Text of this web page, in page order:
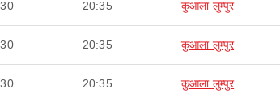
20:35 कुआला लुम्पुर
20:35 कुआला लुम्पुर
20:35 कुआला लुम्पुर